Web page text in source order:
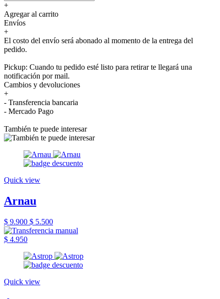
+
Agregar al carrito
Envíos
+
El costo del envío será abonado al momento de la entrega del
pedido.
Pickup: Cuando tu pedido esté listo para retirar te llegará una
notificación por mail.
Cambios y devoluciones
+
- Transferencia bancaria
- Mercado Pago
También te puede interesar
Quick view
Arnau
$ 9.900 $ 5.500
$ 4.950
Quick view